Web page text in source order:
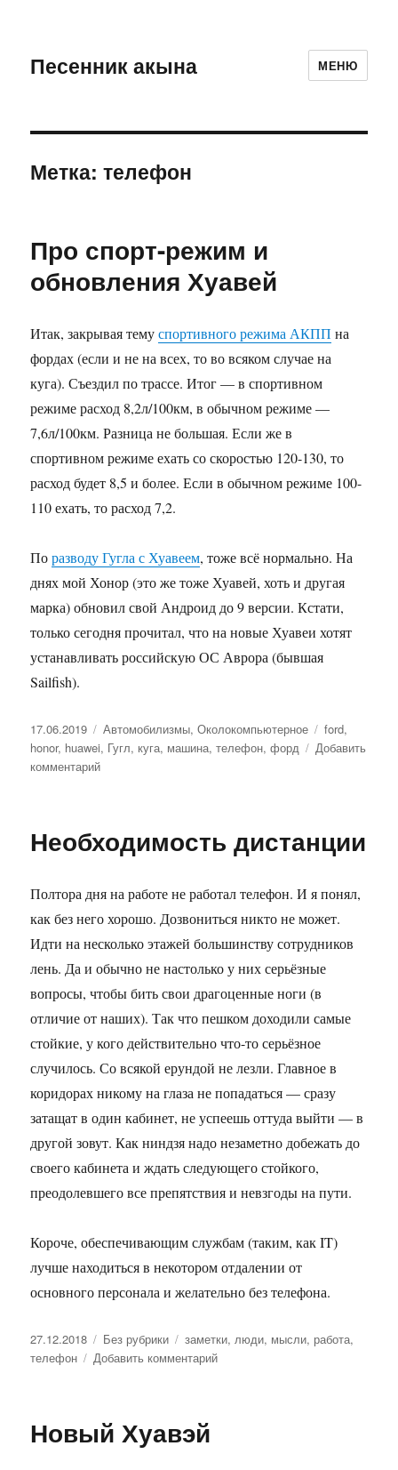
Песенник акына МЕНЮ
Метка:телефон
Про спорт-режим и
обновления Хуавей
Итак, закрывая темуспортивного режима АКПП на
фордах (если и не на всех, то во всяком случае на
куга). Съездил по трассе. Итог — в спортивном
режиме расход 8,2л/100км, в обычном режиме —
7,6л/100км. Разница не большая. Если же в
спортивном режиме ехать со скоростью 120-130, то
расход будет 8,5 и более. Если в обычном режиме 100-
110 ехать, то расход 7,2.
Поразводу Гугла с Хуавеем, тоже всё нормально. На
днях мой Хонор (это же тоже Хуавей, хоть и другая
марка) обновил свой Андроид до 9 версии. Кстати,
только сегодня прочитал, что на новые Хуавеи хотят
устанавливать российскую ОС Аврора (бывшая
Sailfish).
Опубликовано
17.06.2019 Рубрики
Автомобилизмы,Околокомпьютерное Метки
ford,
honor, huawei, Гугл, куга, машина,телефон,форд
Добавить
комментарий
режим
Хуавей
Необходимость дистанции
Полтора дня на работе не работал телефон. И я понял,
как без него хорошо. Дозвониться никто не может.
Идти на несколько этажей большинству сотрудников
лень. Да и обычно не настолько у них серьёзные
вопросы, чтобы бить свои драгоценные ноги (в
отличие от наших). Так что пешком доходили самые
стойкие, у кого действительно что-то серьёзное
случилось. Со всякой ерундой не лезли. Главное в
коридорах никому на глаза не попадаться — сразу
затащат в один кабинет, не успеешь оттуда выйти — в
другой зовут. Как ниндзя надо незаметно добежать до
своего кабинета и ждать следующего стойкого,
преодолевшего все препятствия и невзгоды на пути.
Короче, обеспечивающим службам (таким, как IT)
лучше находиться в некотором отдалении от
основного персонала и желательно без телефона.
Опубликовано
27.12.2018 Рубрики
Без рубрики Метки
заметки,люди, мысли, работа,
телефон
Добавить комментарий
Новый Хуавэй